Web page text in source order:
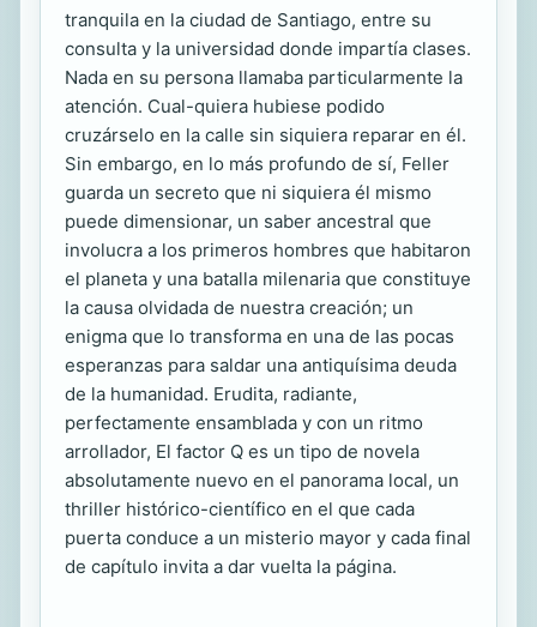
tranquila en la ciudad de Santiago, entre su
consulta y la universidad donde impartía clases.
Nada en su persona llamaba particularmente la
atención. Cual-quiera hubiese podido
cruzárselo en la calle sin siquiera reparar en él.
Sin embargo, en lo más profundo de sí, Feller
guarda un secreto que ni siquiera él mismo
puede dimensionar, un saber ancestral que
involucra a los primeros hombres que habitaron
el planeta y una batalla milenaria que constituye
la causa olvidada de nuestra creación; un
enigma que lo transforma en una de las pocas
esperanzas para saldar una antiquísima deuda
de la humanidad. Erudita, radiante,
perfectamente ensamblada y con un ritmo
arrollador, El factor Q es un tipo de novela
absolutamente nuevo en el panorama local, un
thriller histórico-científico en el que cada
puerta conduce a un misterio mayor y cada final
de capítulo invita a dar vuelta la página.